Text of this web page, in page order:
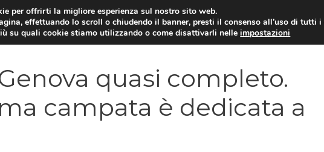
YUAN COIN GOSSIP NEWS DAL
quasi completo.
campata è dedicata a
per offrirti la migliore esperienza sul nostro sito web.
effettuando lo scroll o chiudendo il banner, presti il consenso all’uso di tutti i
su quali cookie stiamo utilizzando o come disattivarli nelleimpostazioni